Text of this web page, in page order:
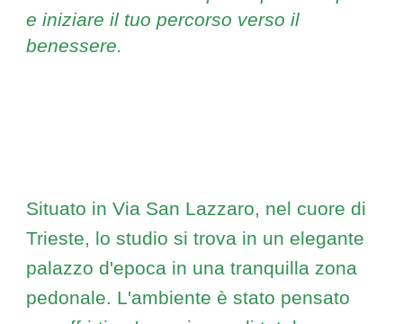
e iniziare il tuo percorso verso il
benessere.
Situato in Via San Lazzaro, nel cuore di
Trieste, lo studio si trova in un elegante
palazzo d'epoca in una tranquilla zona
pedonale. L'ambiente è stato pensato